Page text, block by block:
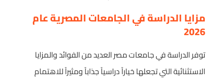
مزايا الدراسة في الجامعات المصرية عام
2026
توفر الدراسة في جامعات مصر العديد من الفوائد والمزايا
الاستثنائية التي تجعلها خياراً دراسياً جذاباً ومثيراً للاهتمام